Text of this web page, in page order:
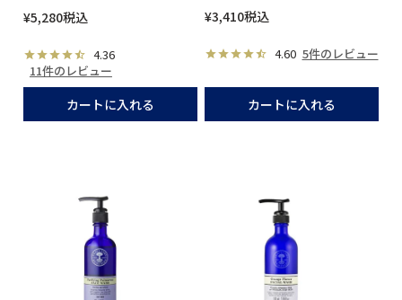
¥5,280税込
4.36
11件のレビュー
カートに入れる
¥3,410税込
4.60 5件のレビュー
カートに入れる